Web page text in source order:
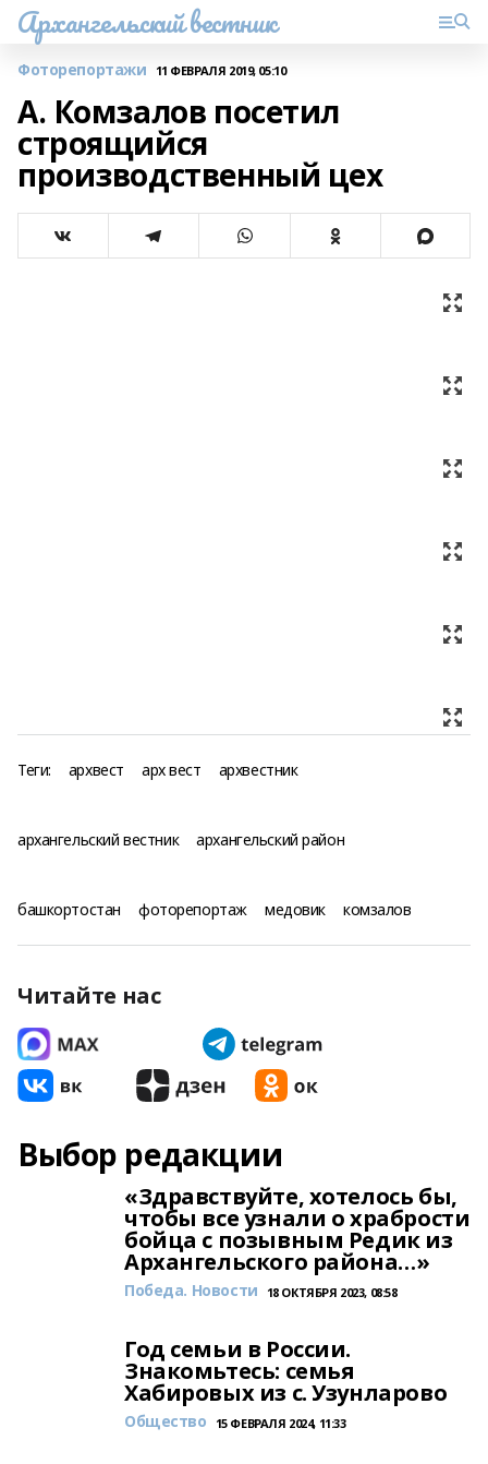
Архангельский вестник
Фоторепортажи 11 ФЕВРАЛЯ 2019, 05:10
А. Комзалов посетил
строящийся
производственный цех
Теги: архвест арх вест архвестник
архангельский вестник архангельский район
башкортостан фоторепортаж медовик комзалов
Читайте нас
Выбор редакции
«Здравствуйте, хотелось бы,
чтобы все узнали о храбрости
бойца с позывным Редик из
Архангельского района…»
Победа. Новости 18 ОКТЯБРЯ 2023, 08:58
Год семьи в России.
Знакомьтесь: семья
Хабировых из с. Узунларово
Общество 15 ФЕВРАЛЯ 2024, 11:33